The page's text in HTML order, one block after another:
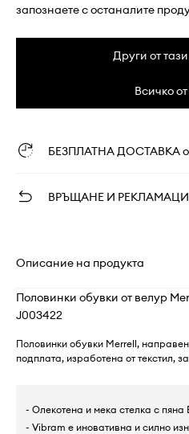
запознаете с останалите
Други от
Всичко
БЕЗПЛАТНА ДОСТАВКА
ВРЪЩАНЕ И
Описание на продукта
Половинки обувки от велур
J003422
Половинки обувки Merrell,
подплата, изработена от текстил,
- Олекотена и мека стелка с пяна
- Vibram е иновативна и силно